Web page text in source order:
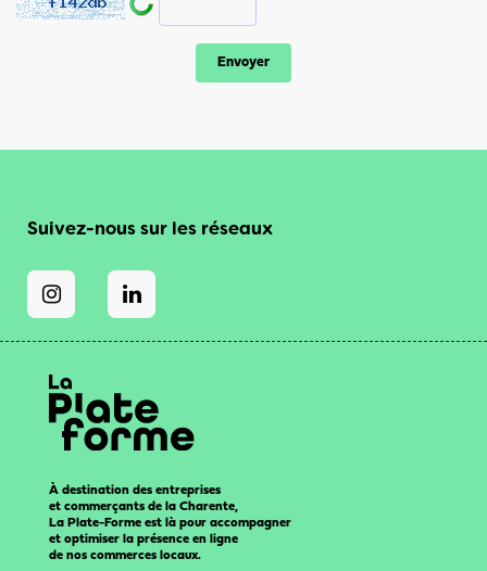
Suivez-nous sur les réseaux
À destination des entreprises
et commerçants de la Charente,
La Plate-Forme est là pour accompagner
et optimiser la présence en ligne
de nos commerces locaux.